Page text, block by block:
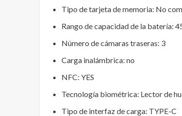
Tipo de tarjeta de memoria: No
Rango de capacidad de la batería:
Número de cámaras traseras: 3
Carga inalámbrica: no
NFC: YES
Tecnología biométrica: Lector de
Tipo de interfaz de carga: TYPE-C